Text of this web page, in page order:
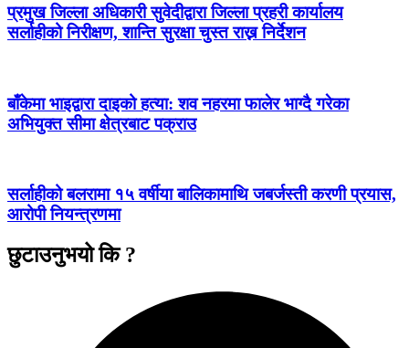
प्रमुख जिल्ला अधिकारी सुवेदीद्वारा जिल्ला प्रहरी कार्यालय
सर्लाहीको निरीक्षण, शान्ति सुरक्षा चुस्त राख्न निर्देशन
बाँकेमा भाइद्वारा दाइको हत्या: शव नहरमा फालेर भाग्दै गरेका
अभियुक्त सीमा क्षेत्रबाट पक्राउ
सर्लाहीको बलरामा १५ वर्षीया बालिकामाथि जबर्जस्ती करणी प्रयास,
आरोपी नियन्त्रणमा
छुटाउनुभयो कि ?